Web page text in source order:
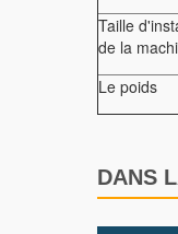
Taille
de la
Le poids
DANS